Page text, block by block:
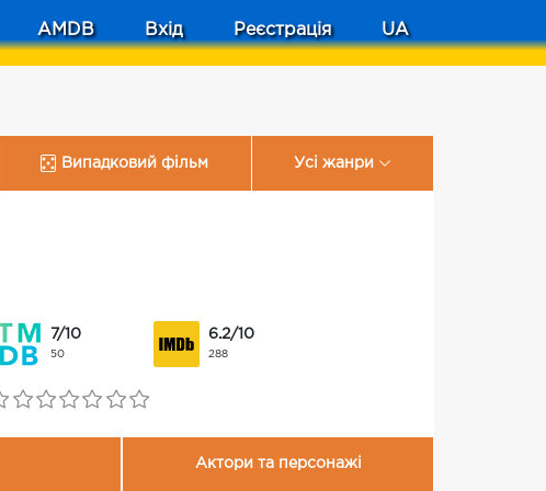
AMDB Вхід Реєстрація UA
Випадковий фільм Усі жанри
7/10
50
6.2/10
288
Актори та персонажі